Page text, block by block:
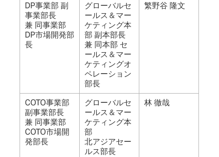
DP事業部 副
事業部長
兼 同事業部
DP市場開発部
長
グローバルセ
ールス＆マー
ケティング本
部 副本部長
兼 同本部 セ
ールス＆マー
ケティングオ
ペレーション
部長
繁野谷 隆文
COTO事業部
副事業部長
兼 同事業部
COTO市場開
発部長
グローバルセ
ールス＆マー
ケティング本
部
北アジアセー
ルス部長
林 徹哉